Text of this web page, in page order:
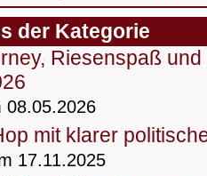
der Kategorie
Riesenspaß
08.05.2026
mit klarer
17.11.2025